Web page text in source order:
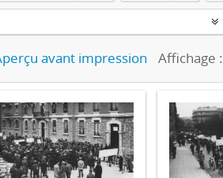
avant impression Affichage :